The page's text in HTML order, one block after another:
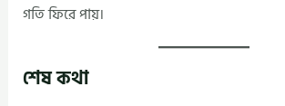
গতি ফিরে পায়।
শেষ কথা